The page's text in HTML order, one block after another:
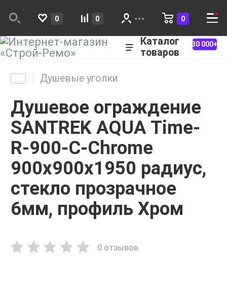
0 0 0
Каталог
товаров
30 000+
Душевые уголки
Душевое ограждение
SANTREK AQUA Time-
R-900-C-Chrome
900х900х1950 радиус,
стекло прозрачное
6мм, профиль Хром
0 отзывов